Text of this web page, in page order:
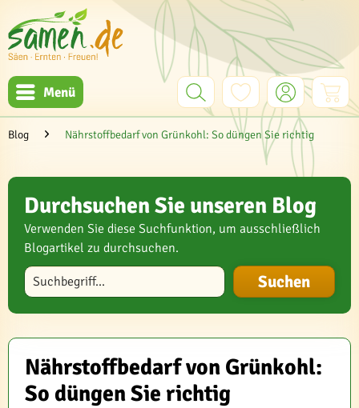
Menü
Blog Nährstoffbedarf von Grünkohl: So düngen Sie richtig
Durchsuchen Sie unseren Blog
Verwenden Sie diese Suchfunktion, um ausschließlich
Blogartikel zu durchsuchen.
Blog durchsuchen
Nährstoffbedarf von Grünkohl:
So düngen Sie richtig